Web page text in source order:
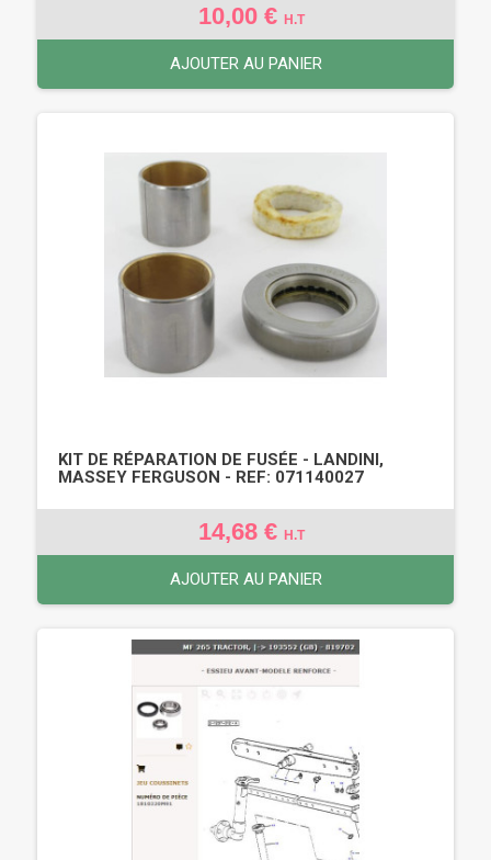
10,00 € H.T
AJOUTER AU PANIER
KIT DE RÉPARATION DE FUSÉE - LANDINI,
MASSEY FERGUSON - REF: 071140027
14,68 € H.T
AJOUTER AU PANIER